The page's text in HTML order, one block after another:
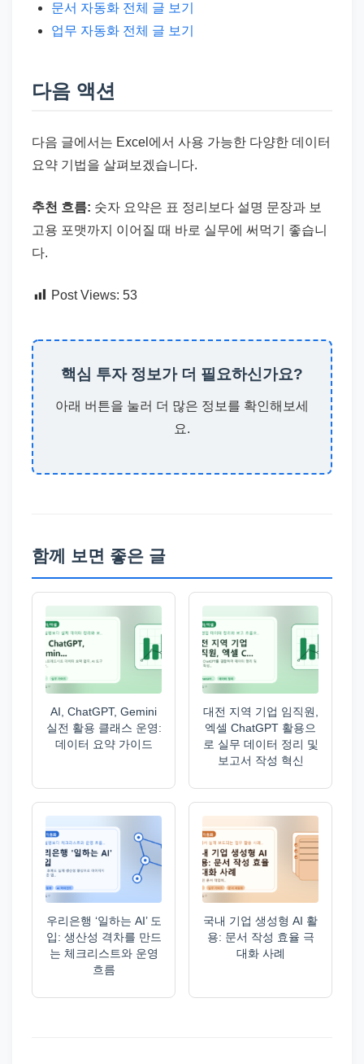
문서 자동화 전체 글 보기
업무 자동화 전체 글 보기
다음 액션
다음 글에서는 Excel에서 사용 가능한 다양한 데이터
요약 기법을 살펴보겠습니다.
추천 흐름: 숫자 요약은 표 정리보다 설명 문장과 보
고용 포맷까지 이어질 때 바로 실무에 써먹기 좋습니
다.
Post Views: 53
핵심 투자 정보가 더 필요하신가요?
아래 버튼을 눌러 더 많은 정보를 확인해보세
요.
함께 보면 좋은 글
AI, ChatGPT, Gemini
실전 활용 클래스 운영:
데이터 요약 가이드
대전 지역 기업 임직원,
엑셀 ChatGPT 활용으
로 실무 데이터 정리 및
보고서 작성 혁신
우리은행 ‘일하는 AI’ 도
입: 생산성 격차를 만드
는 체크리스트와 운영
흐름
국내 기업 생성형 AI 활
용: 문서 작성 효율 극
대화 사례